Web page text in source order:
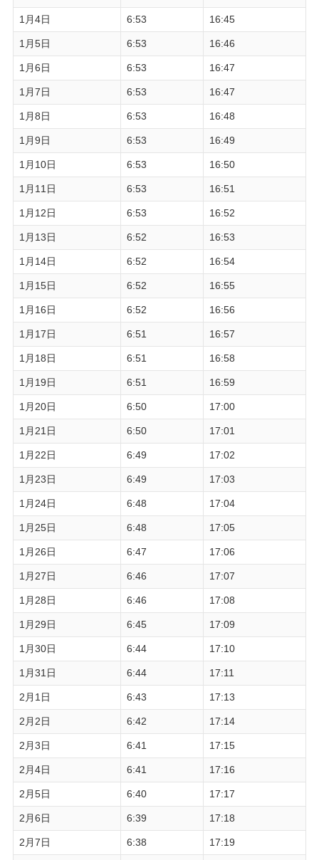
1月4日 6:53 16:45
1月5日 6:53 16:46
1月6日 6:53 16:47
1月7日 6:53 16:47
1月8日 6:53 16:48
1月9日 6:53 16:49
1月10日 6:53 16:50
1月11日 6:53 16:51
1月12日 6:53 16:52
1月13日 6:52 16:53
1月14日 6:52 16:54
1月15日 6:52 16:55
1月16日 6:52 16:56
1月17日 6:51 16:57
1月18日 6:51 16:58
1月19日 6:51 16:59
1月20日 6:50 17:00
1月21日 6:50 17:01
1月22日 6:49 17:02
1月23日 6:49 17:03
1月24日 6:48 17:04
1月25日 6:48 17:05
1月26日 6:47 17:06
1月27日 6:46 17:07
1月28日 6:46 17:08
1月29日 6:45 17:09
1月30日 6:44 17:10
1月31日 6:44 17:11
2月1日 6:43 17:13
2月2日 6:42 17:14
2月3日 6:41 17:15
2月4日 6:41 17:16
2月5日 6:40 17:17
2月6日 6:39 17:18
2月7日 6:38 17:19